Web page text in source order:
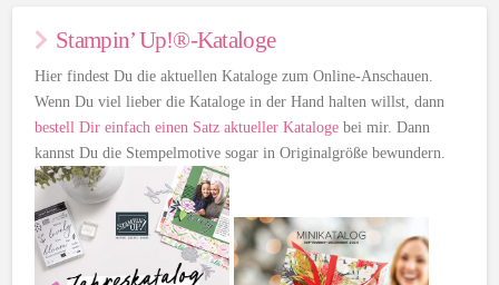
Stampin’ Up!®-Kataloge
Hier findest Du die aktuellen Kataloge zum Online-Anschauen.
Wenn Du viel lieber die Kataloge in der Hand halten willst, dann
bestell Dir einfach einen Satz aktueller Kataloge bei mir. Dann
kannst Du die Stempelmotive sogar in Originalgröße bewundern.